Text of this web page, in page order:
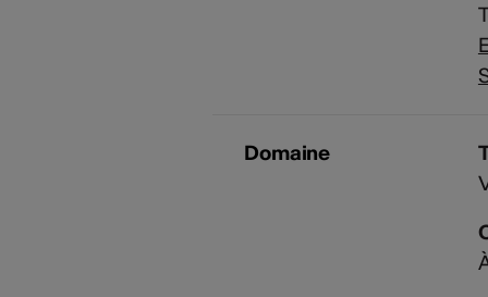
Domaine